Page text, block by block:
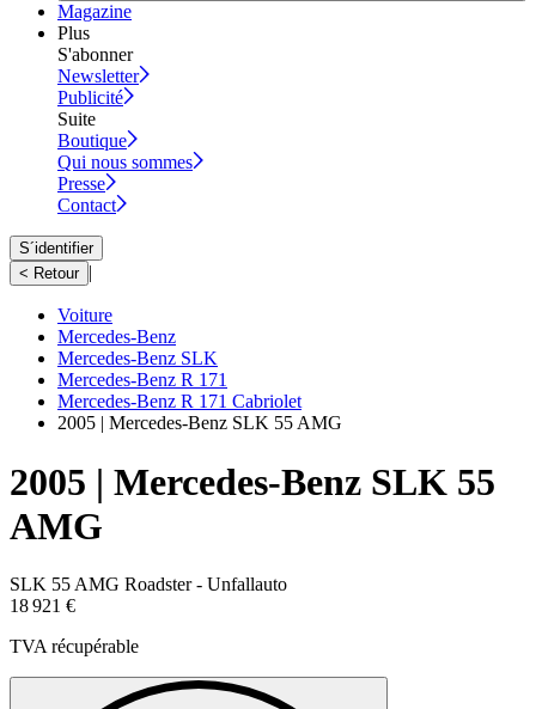
Magazine
Plus
S'abonner
Newsletter
Publicité
Suite
Boutique
Qui nous sommes
Presse
Contact
S´identifier
< Retour |
Voiture
Mercedes-Benz
Mercedes-Benz SLK
Mercedes-Benz R 171
Mercedes-Benz R 171 Cabriolet
2005 | Mercedes-Benz SLK 55 AMG
2005 | Mercedes-Benz SLK 55
AMG
SLK 55 AMG Roadster - Unfallauto
18 921 €
TVA récupérable